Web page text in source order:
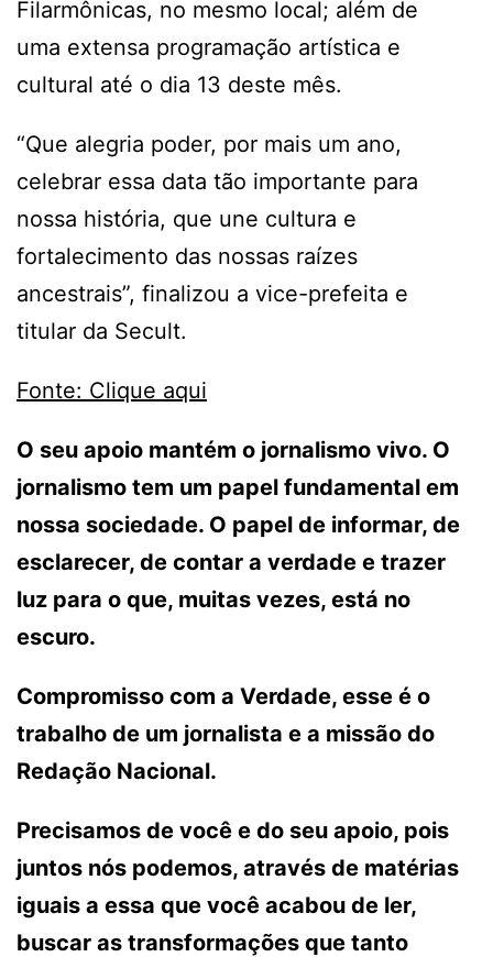
Filarmônicas, no mesmo local; além de
uma extensa programação artística e
cultural até o dia 13 deste mês.
“Que alegria poder, por mais um ano,
celebrar essa data tão importante para
nossa história, que une cultura e
fortalecimento das nossas raízes
ancestrais”, finalizou a vice-prefeita e
titular da Secult.
Fonte: Clique aqui
O seu apoio mantém o jornalismo vivo. O
jornalismo tem um papel fundamental em
nossa sociedade. O papel de informar, de
esclarecer, de contar a verdade e trazer
luz para o que, muitas vezes, está no
escuro.
Compromisso com a Verdade, esse é o
trabalho de um jornalista e a missão do
Redação Nacional.
Precisamos de você e do seu apoio, pois
juntos nós podemos, através de matérias
iguais a essa que você acabou de ler,
buscar as transformações que tanto